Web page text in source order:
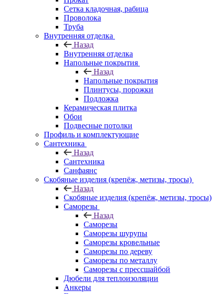
Сетка кладочная, рабица
Проволока
Труба
Внутренняя отделка
Назад
Внутренняя отделка
Напольные покрытия
Назад
Напольные покрытия
Плинтусы, порожки
Подложка
Керамическая плитка
Обои
Подвесные потолки
Профиль и комплектующие
Сантехника
Назад
Сантехника
Санфаянс
Скобяные изделия (крепёж, метизы, тросы)
Назад
Скобяные изделия (крепёж, метизы, тросы)
Саморезы
Назад
Саморезы
Саморезы шурупы
Саморезы кровельные
Саморезы по дереву
Саморезы по металлу
Саморезы с прессшайбой
Дюбели для теплоизоляции
Анкеры